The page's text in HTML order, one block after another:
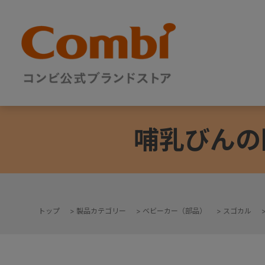
哺乳びん
トップ > 製品カテゴリー > ベビーカー（部品） > スゴカル